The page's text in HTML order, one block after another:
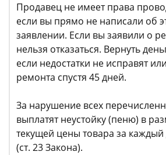
Продавец не имеет права
если вы прямо не написали об
заявлении. Если вы заявили о
нельзя отказаться. Вернуть
если недостатки не исправят
ремонта спустя 45 дней.
За нарушение всех
выплатят неустойку (пеню) в
текущей цены товара за
(ст. 23 Закона).